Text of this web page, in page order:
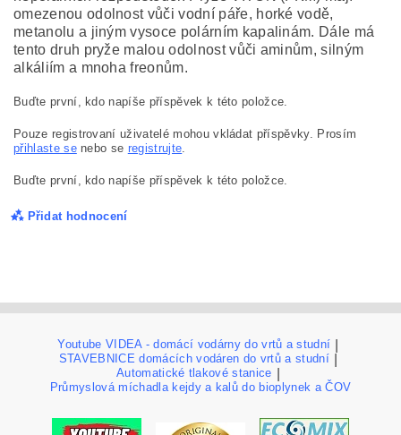
omezenou odolnost vůči vodní páře, horké vodě,
metanolu a jiným vysoce polárním kapalinám. Dále má
tento druh pryže malou odolnost vůči aminům, silným
alkáliím a mnoha freonům.
Buďte první, kdo napíše příspěvek k této položce.
Pouze registrovaní uživatelé mohou vkládat příspěvky. Prosím
přihlaste senebo se registrujte.
Buďte první, kdo napíše příspěvek k této položce.
Přidat hodnocení
Youtube VIDEA - domácí vodárny do vrtů a studní
STAVEBNICE domácích vodáren do vrtů a studní
Automatické tlakové stanice
Průmyslová míchadla kejdy a kalů do bioplynek a ČOV